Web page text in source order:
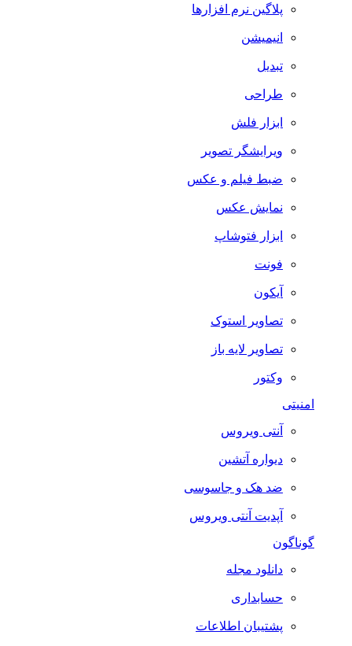
پلاگین نرم افزارها
انیمیشن
تبدیل
طراحی
ابزار فلش
ویرایشگر تصویر
ضبط فيلم و عكس
نمایش عکس
ابزار فتوشاپ
فونت
آیکون
تصاویر استوک
تصاویر لایه باز
وکتور
امنیتی
آنتی ویروس
دیواره آتشین
ضد هک و جاسوسی
آپدیت آنتی ویروس
گوناگون
دانلود مجله
حسابداری
پشتیبان اطلاعات